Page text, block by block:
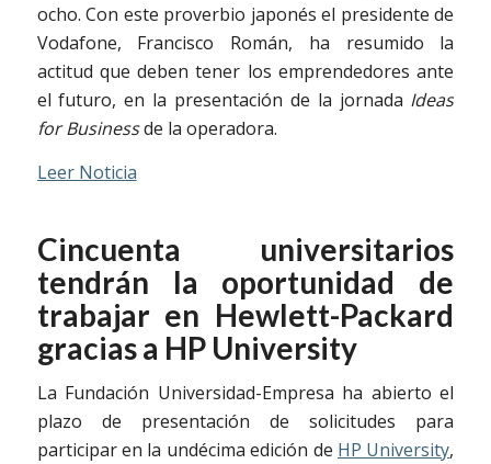
ocho. Con este proverbio japonés el presidente de
Vodafone, Francisco Román, ha resumido la
actitud que deben tener los emprendedores ante
el futuro, en la presentación de la jornada Ideas
for Businessde la operadora.
Leer Noticia
Cincuenta universitarios
tendrán la oportunidad de
trabajar en Hewlett-Packard
gracias a HP University
La Fundación Universidad-Empresa ha abierto el
plazo de presentación de solicitudes para
participar en la undécima edición de HP University,